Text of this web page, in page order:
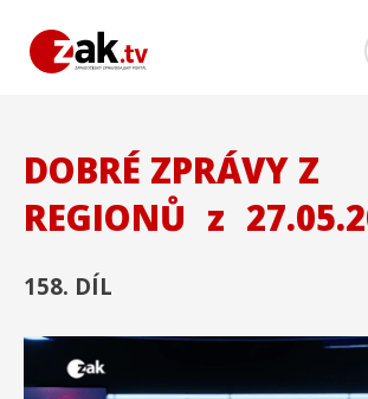
DOBRÉ ZPRÁVY Z
REGIONŮ z
158. DÍL